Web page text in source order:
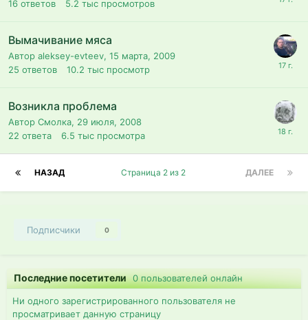
16 ответов 5.2 тыс просмотров
Вымачивание мяса
Автор aleksey-evteev, 15 марта, 2009
25 ответов 10.2 тыс просмотр
Возникла проблема
Автор Смолка, 29 июля, 2008
22 ответа 6.5 тыс просмотра
НАЗАД ДАЛЕЕ
Страница 2 из 2
Подписчики 0
Последние посетители0 пользователей онлайн
Ни одного зарегистрированного пользователя не
просматривает данную страницу